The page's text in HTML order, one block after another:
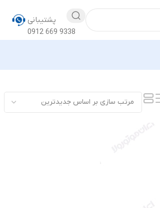
پشتیبانی
0912 669 9338